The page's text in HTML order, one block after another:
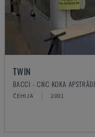
TWIN
BACCI - CNC KOKA
ČEHIJA 2001